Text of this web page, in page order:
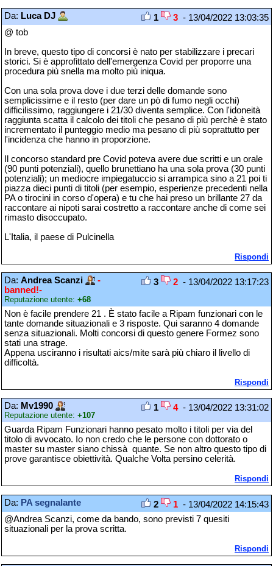
Da: Luca DJ 1 3 - 13/04/2022 13:03:35
@ tob
In breve, questo tipo di concorsi è nato per stabilizzare i precari
storici. Si è approfittato dell'emergenza Covid per proporre una
procedura più snella ma molto più iniqua.
Con una sola prova dove i due terzi delle domande sono
semplicissime e il resto (per dare un pò di fumo negli occhi)
difficilissimo, raggiungere i 21/30 diventa semplice. Con l'idoneità
raggiunta scatta il calcolo dei titoli che pesano di più perchè è stato
incrementato il punteggio medio ma pesano di più soprattutto per
l'incidenza che hanno in proporzione.
Il concorso standard pre Covid poteva avere due scritti e un orale
(90 punti potenziali), quello brunettiano ha una sola prova (30 punti
potenziali); un mediocre impiegatuccio si arrampica sino a 21 poi ti
piazza dieci punti di titoli (per esempio, esperienze precedenti nella
PA o tirocini in corso d'opera) e tu che hai preso un brillante 27 da
raccontare ai nipoti sarai costretto a raccontare anche di come sei
rimasto disoccupato.
L'Italia, il paese di Pulcinella
Rispondi
Da: Andrea Scanzi
-
banned!-
Reputazione utente: +68
3 2 - 13/04/2022 13:17:23
Non è facile prendere 21 . È stato facile a Ripam funzionari con le
tante domande situazionali e 3 risposte. Qui saranno 4 domande
senza situazionali. Molti concorsi di questo genere Formez sono
stati una strage.
Appena usciranno i risultati aics/mite sarà più chiaro il livello di
difficoltà.
Rispondi
Da: Mv1990
Reputazione utente: +107
1 4- 13/04/2022 13:31:02
Guarda Ripam Funzionari hanno pesato molto i titoli per via del
titolo di avvocato. Io non credo che le persone con dottorato o
master su master siano chissà quante. Se non altro questo tipo di
prove garantisce obiettività. Qualche Volta persino celerità.
Rispondi
Da: PA segnalante 2 1 - 13/04/2022 14:15:43
@Andrea Scanzi, come da bando, sono previsti 7 quesiti
situazionali per la prova scritta.
Rispondi